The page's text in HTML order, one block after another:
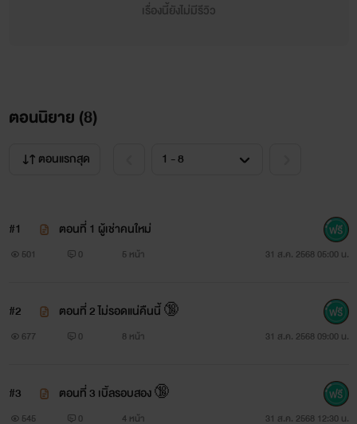
เรื่องนี้ยังไม่มีรีวิว
ตอนนิยาย (8)
ตอนแรกสุด
#1 ตอนที่ 1 ผู้เช่าคนใหม่
501 0 5 หน้า 31 ส.ค. 2568 05:00 น.
#2 ตอนที่ 2 ไม่รอดแน่คืนนี้ 🔞
677 0 8 หน้า 31 ส.ค. 2568 09:00 น.
#3 ตอนที่ 3 เบิ้ลรอบสอง 🔞
545 0 4 หน้า 31 ส.ค. 2568 12:30 น.